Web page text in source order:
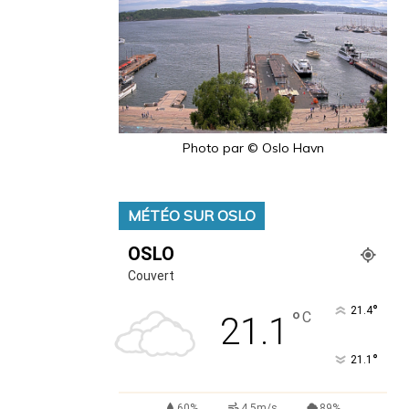
Photo par © Oslo Havn
MÉTÉO SUR OSLO
OSLO
Couvert
21.1 °C 21.4°
21.1 °